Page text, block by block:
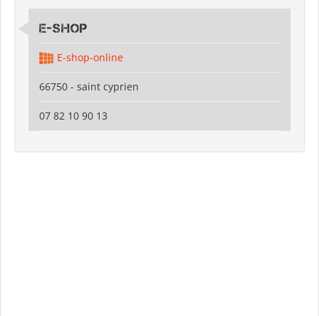
E-shop
E-shop-online
66750 - saint cyprien
07 82 10 90 13